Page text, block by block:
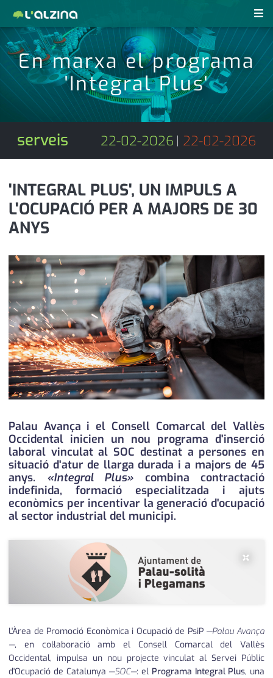
notícies
últimes notícies
activitats
agenda
empresa
esports
medi ambient
opinió
política
promo serveis
reportatge
serveis
societat
successos
urbanisme
editorial
revistes pdf
anunciants
subscripció
contacte
telèfons
calendari
En marxa el programa
'Integral Plus'
serveis 22-02-2026 | 22-02-2026
'INTEGRAL PLUS', UN IMPULS A
L'OCUPACIÓ PER A MAJORS DE 30
ANYS
Palau Avança i el Consell Comarcal del Vallès
Occidental inicien un nou programa d'inserció
laboral vinculat al SOC destinat a persones en
situació d'atur de llarga durada i a majors de 45
anys. «Integral Plus» combina contractació
indefinida, formació especialitzada i ajuts
econòmics per incentivar la generació d'ocupació
al sector industrial del municipi.
×
L'Àrea de Promoció Econòmica i Ocupació de PsiP —Palau Avança
—, en col·laboració amb el Consell Comarcal del Vallès
Occidental, impulsa un nou projecte vinculat al Servei Públic
d'Ocupació de Catalunya —SOC—: el Programa Integral Plus, una